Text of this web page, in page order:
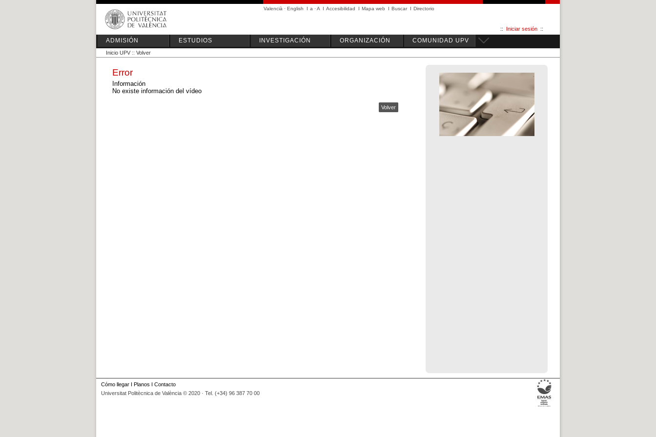
Valencià · English I a ·A I Accesibilidad I Mapa web I Buscar I Directorio
:: Iniciar sesión ::
ADMISIÓN ESTUDIOS INVESTIGACIÓN ORGANIZACIÓN COMUNIDAD UPV
Inicio UPV :: Volver
Error
Información
No existe información del vídeo
Volver
Cómo llegar I Planos I Contacto
Universitat Politècnica de València © 2020 · Tel. (+34) 96 387 70 00